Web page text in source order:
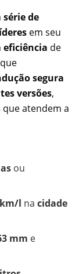
série de
em seu
eficiência de
segura
versões,
que atendem a
ou
l nacidade
mm e